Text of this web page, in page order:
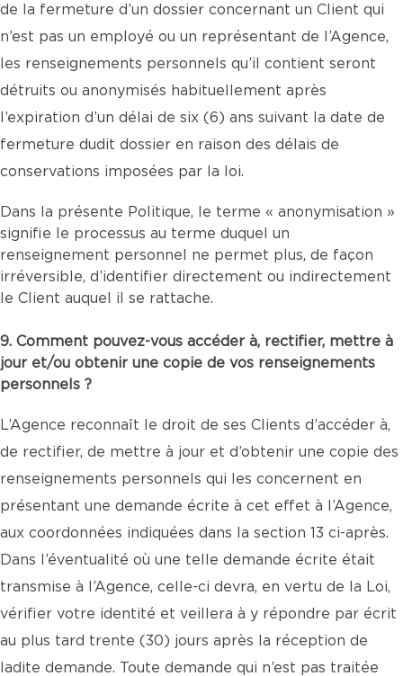
de la fermeture d’un dossier concernant un Client qui
n’est pas un employé ou un représentant de l’Agence,
les renseignements personnels qu’il contient seront
détruits ou anonymisés habituellement après
l’expiration d’un délai de six (6) ans suivant la date de
fermeture dudit dossier en raison des délais de
conservations imposées par la loi.
Dans la présente Politique, le terme « anonymisation »
signifie le processus au terme duquel un
renseignement personnel ne permet plus, de façon
irréversible, d’identifier directement ou indirectement
le Client auquel il se rattache.
9. Comment pouvez-vous accéder à, rectifier, mettre à
jour et/ou obtenir une copie de vos renseignements
personnels ?
L’Agence reconnaît le droit de ses Clients d’accéder à,
de rectifier, de mettre à jour et d’obtenir une copie des
renseignements personnels qui les concernent en
présentant une demande écrite à cet effet à l’Agence,
aux coordonnées indiquées dans la section 13 ci-après.
Dans l’éventualité où une telle demande écrite était
transmise à l’Agence, celle-ci devra, en vertu de la Loi,
vérifier votre identité et veillera à y répondre par écrit
au plus tard trente (30) jours après la réception de
ladite demande. Toute demande qui n’est pas traitée